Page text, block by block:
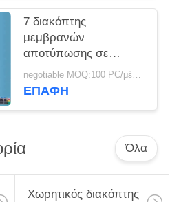
7 διακόπτης
μεμβρανών
αποτύπωσης σε
ανάγλυφο τυπωμένων
υλών οθόνης μεταξιού
negotiable MOQ:100 PC/μέρος
ΕΠΑΦΉ
Όλα
Χωρητικός διακόπτης